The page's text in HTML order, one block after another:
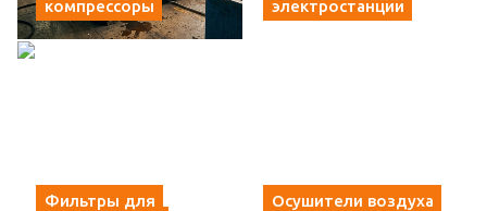
компрессоры
электростанции
Фильтры для
Осушители воздуха